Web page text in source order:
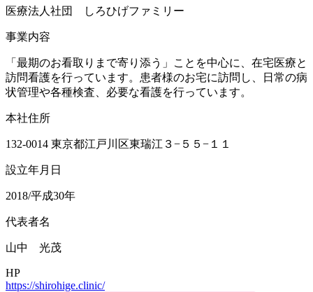
医療法人社団 しろひげファミリー
事業内容
「最期のお看取りまで寄り添う」ことを中心に、在宅医療と
訪問看護を行っています。患者様のお宅に訪問し、日常の病
状管理や各種検査、必要な看護を行っています。
本社住所
132-0014 東京都江戸川区東瑞江３−５５−１１
設立年月日
2018/平成30年
代表者名
山中 光茂
HP
https://shirohige.clinic/